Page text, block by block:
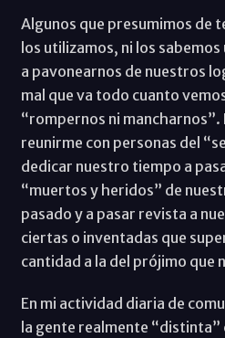
Algunos que presumimos de
los utilizamos, ni los
a pavonearnos de nuestros
mal que va todo cuanto
“rompernos ni mancharnos”.
reunirme con personas del
dedicar nuestro tiempo a
“muertos y heridos” de
pasado y a pasar revista a
ciertas o inventadas que
cantidad a la del prójimo que
En mi actividad diaria de
la gente realmente